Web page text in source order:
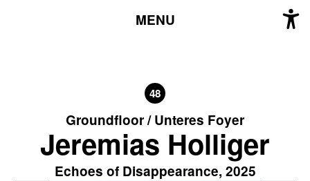
MENU
48
Groundfloor / Unteres Foyer
Jeremias Holliger
Echoes of Disappearance, 2025